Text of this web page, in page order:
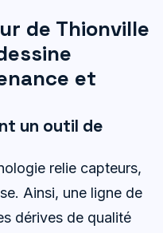
de Thionville
et
un outil de
relie capteurs,
Ainsi, une ligne de
dérives de qualité